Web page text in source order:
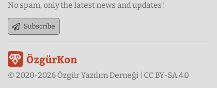
No spam, only the latest news and updates!
Subscribe
© 2020-2026 Özgür Yazılım Derneği | CC BY-SA 4.0